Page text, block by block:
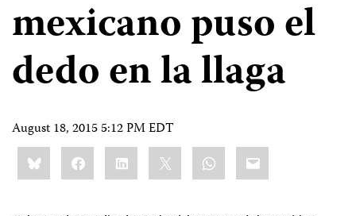
mexicano puso el
dedo en la llaga
August 18, 2015 5:12 PM EDT
Share
this:BlueskyFacebookLinkedIn WhatsApp
Email